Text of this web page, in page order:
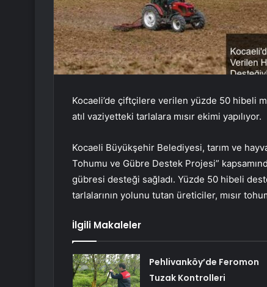
Kocaeli’de çiftçilere verilen yüzde 50 hibeli
atıl vaziyetteki tarlalara mısır ekimi yapılıyor.
Kocaeli Büyükşehir Belediyesi, tarım ve
Tohumu ve Gübre Destek Projesi”
gübresi desteği sağladı. Yüzde 50 hibeli
tarlalarının yolunu tutan üreticiler, mısır
İlgili Makaleler
Pehlivanköy’de Feromon
Tuzak Kontrolleri